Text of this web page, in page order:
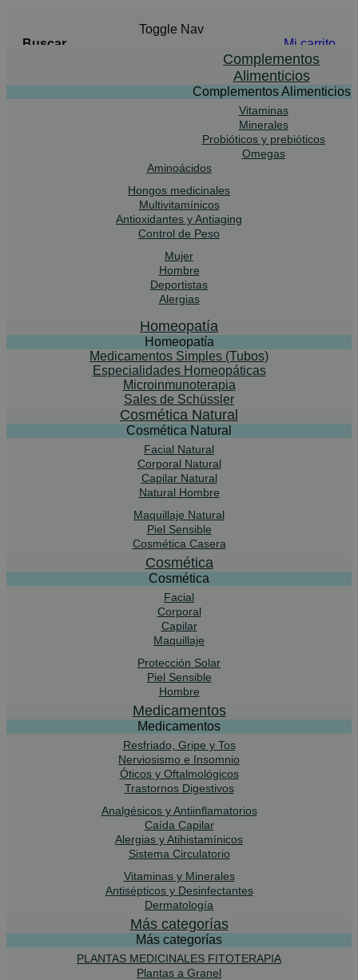
Toggle Nav
Buscar
Mi carrito
Complementos
Alimenticios
Complementos Alimenticios
Vitaminas
Minerales
Probióticos y prebióticos
Omegas
Aminoácidos
Hongos medicinales
Multivitamínicos
Antioxidantes y Antiaging
Control de Peso
Mujer
Hombre
Deportistas
Alergias
Homeopatía
Homeopatía
Medicamentos Simples (Tubos)
Especialidades Homeopáticas
Microinmunoterapia
Sales de Schüssler
Cosmética Natural
Cosmética Natural
Facial Natural
Corporal Natural
Capilar Natural
Natural Hombre
Maquillaje Natural
Piel Sensible
Cosmética Casera
Cosmética
Cosmética
Facial
Corporal
Capilar
Maquillaje
Protección Solar
Piel Sensible
Hombre
Medicamentos
Medicamentos
Resfriado, Gripe y Tos
Nerviosismo e Insomnio
Óticos y Oftalmológicos
Trastornos Digestivos
Analgésicos y Antiinflamatorios
Caída Capilar
Alergias y Atihistamínicos
Sistema Circulatorio
Vitaminas y Minerales
Antisépticos y Desinfectantes
Dermatología
Más categorías
Más categorías
PLANTAS MEDICINALES FITOTERAPIA
Plantas a Granel